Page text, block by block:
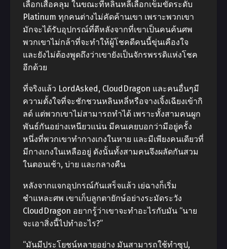
เลือกเสื้อคลุม ในขณะที่หลินหลี่เลือกเข็มขัดระดับ
Platinum ทุกคนต่างไม่คัดค้านเขา เพราะพวกเขา
มักจะได้รับอุปกรณ์ที่ดีหลังจากที่เขาเป็นคนค้นศพ
พวกเขาไม่กล้าที่จะทำให้ผู้โชคดีคนนี้ขุ่นเคืองใจ
และยังไม่ต้องพูดถึงว่าเขายังเป็นจักรพรรดิแห่งโชค
อีกด้วย
ที่จริงแล้ว LordAsked, CloudDragon และคนอื่นๆมี
ความตั้งใจที่จะชักชวนหลินหลี่หรือจางเจิ้งเฉียงเข้ากิ
ลด์ แต่พวกเขาไม่สามารถทำได้ เพราะทั้งสามคนผูก
พันธ์กันอย่างเหนียวแน่น มีคนเคยบอกว่ามีอยู่ครั้ง
หนึ่งที่พวกเขาทำกางเกงในหาย และมีเพียงคนเดียวที่
มีกางเกงในเหลืออยู่ ดังนั้นทั้งสามคนจึงผลัดกันสวม
ในตอนเช้า, บ่าย และกลางคืน
หลังจากแจกอุปกรณ์กันเสร็จแล้ว เย่ฉางก็เริ่ม
ชำแหละศพ เขาเก็บลูกตายักษ์อย่างระมัดระวัง
CloudDragon อยากรู้ว่าเขาจะทำอะไรกับมัน “นาย
จะเอาสิ่งนี้ไปทำอะไร?”
“มันมีประโยชน์หลายอย่าง มันสามารถใช้ทำซุป,